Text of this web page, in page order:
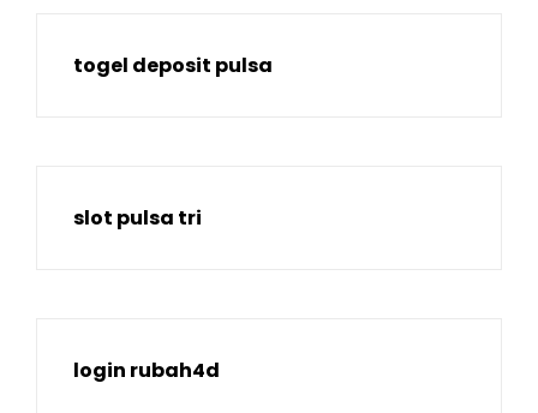
togel deposit pulsa
slot pulsa tri
login rubah4d